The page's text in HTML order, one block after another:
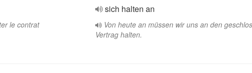
le contrat
sich halten an
Von heute an müssen wir uns an den
Vertrag halten.